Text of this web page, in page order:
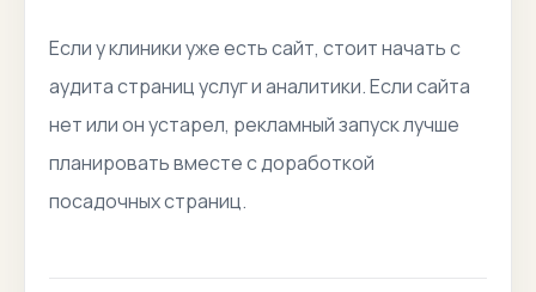
Если у клиники уже есть сайт, стоит начать с
аудита страниц услуг и аналитики. Если сайта
нет или он устарел, рекламный запуск лучше
планировать вместе с доработкой
посадочных страниц.